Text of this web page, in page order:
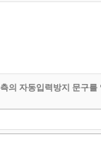
의 자동입력방지 문구를